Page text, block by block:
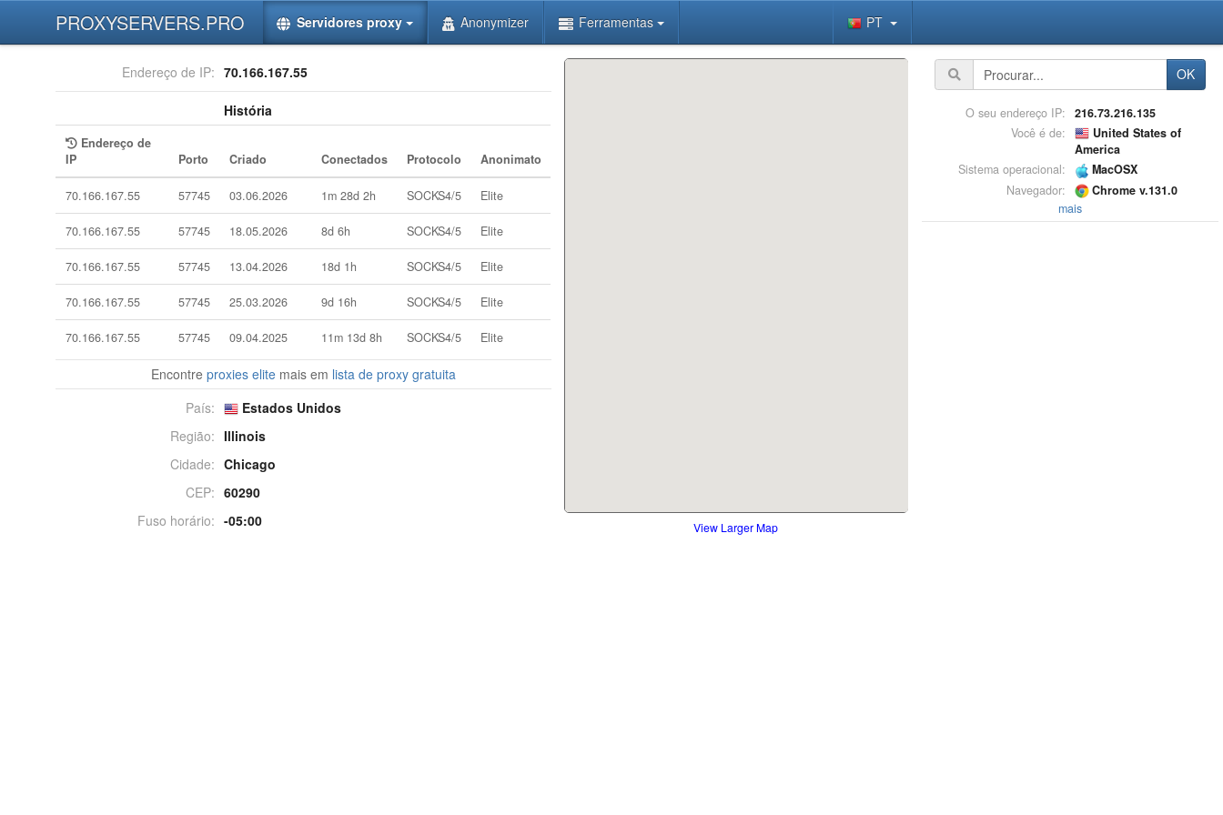
PROXYSERVERS.PRO Servidores proxy Anonymizer Ferramentas PT
Endereço de IP: 70.166.167.55
História
Endereço de
IP
Porto Criado Conectados Protocolo Anonimato
70.166.167.55 57745 03.06.2026 1m 28d 2h SOCKS4/5 Elite
70.166.167.55 57745 18.05.2026 8d 6h SOCKS4/5 Elite
70.166.167.55 57745 13.04.2026 18d 1h SOCKS4/5 Elite
70.166.167.55 57745 25.03.2026 9d 16h SOCKS4/5 Elite
70.166.167.55 57745 09.04.2025 11m 13d 8h SOCKS4/5 Elite
Encontre proxies elitemais em lista de proxy gratuita
País:
Estados Unidos
Região: Illinois
Cidade: Chicago
CEP: 60290
Fuso horário: -05:00 View Larger Map
OK
O seu endereço IP:
216.73.216.135
Você é de:
United States of
America
Sistema operacional:
MacOSX
Navegador:
Chrome v.131.0
mais